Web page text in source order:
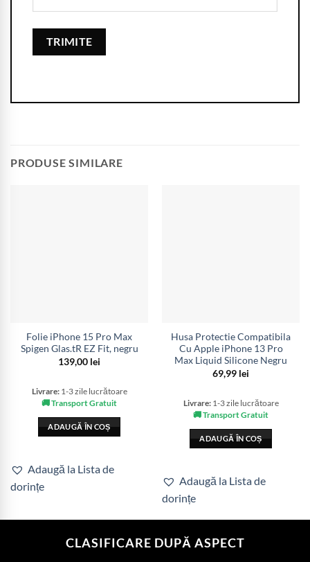
PRODUSE SIMILARE
Folie iPhone 15 Pro Max
Spigen Glas.tR EZ Fit, negru
139,00 lei
Livrare:1-3 zile lucrătoare
🚚 Transport Gratuit
ADAUGĂ ÎN COȘ
Adaugă la Lista de
dorințe
Husa Protectie Compatibila
Cu Apple iPhone 13 Pro
Max Liquid Silicone Negru
69,99 lei
Livrare:1-3 zile lucrătoare
🚚 Transport Gratuit
ADAUGĂ ÎN COȘ
Adaugă la Lista de
dorințe
CLASIFICARE DUPĂ ASPECT